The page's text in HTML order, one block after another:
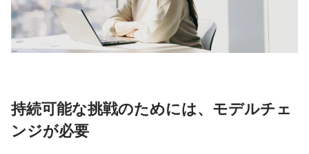
持続可能な挑戦のためには、モデルチェ
ンジが必要